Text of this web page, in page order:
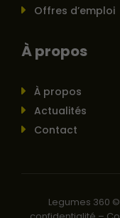
Offres d’emploi
À propos
À propos
Actualités
Contact
Legumes 360 ©